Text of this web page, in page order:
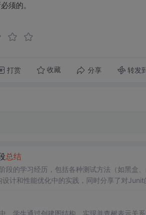
须的。
打赏 收藏 分享 转发
总结
阶段的学习经历，包括各种测试方法（如黑盒
计和性能优化中的实践，同时分享了对Junit
，学生通过创建图结构，实现并查树表示关